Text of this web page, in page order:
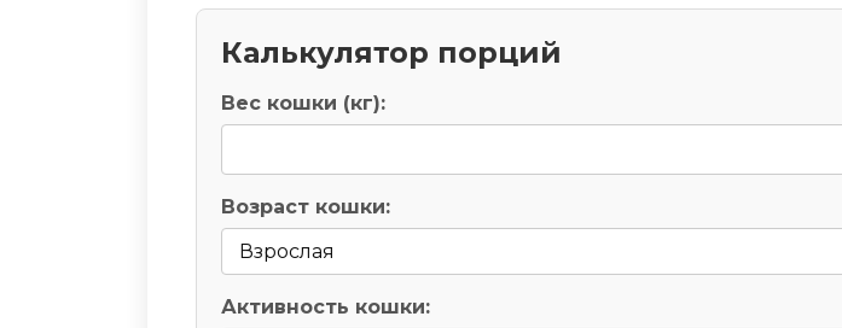
Калькулятор порций
Вес кошки (кг):
Возраст кошки:
Активность кошки: